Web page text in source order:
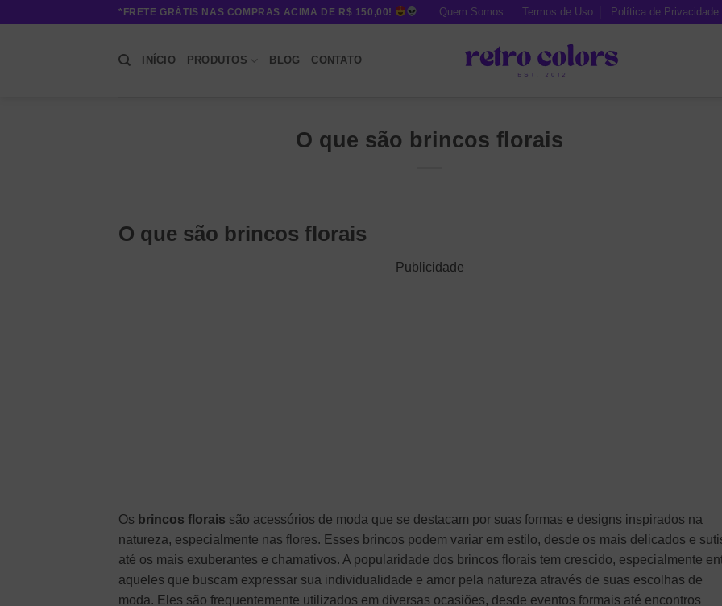
*FRETE GRÁTIS NAS COMPRAS ACIMA DE R$ 150,00! Quem Somos Termos de Uso Política de Privacidade
INÍCIO PRODUTOS BLOG CONTATO
O que são brincos florais
O que são brincos florais
Publicidade
Os brincos florais são acessórios de moda que se destacam por suas formas e designs inspirados na
natureza, especialmente nas flores. Esses brincos podem variar em estilo, desde os mais delicados e
até os mais exuberantes e chamativos. A popularidade dos brincos florais tem crescido, especialmente
aqueles que buscam expressar sua individualidade e amor pela natureza através de suas escolhas de
moda. Eles são frequentemente utilizados em diversas ocasiões, desde eventos formais até encontros